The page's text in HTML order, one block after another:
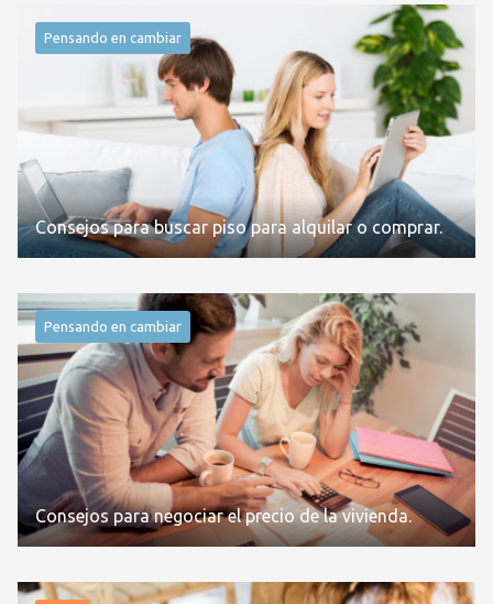
Pensando en cambiar
Consejos para buscar piso para alquilar o comprar.
Pensando en cambiar
Consejos para negociar el precio de la vivienda.